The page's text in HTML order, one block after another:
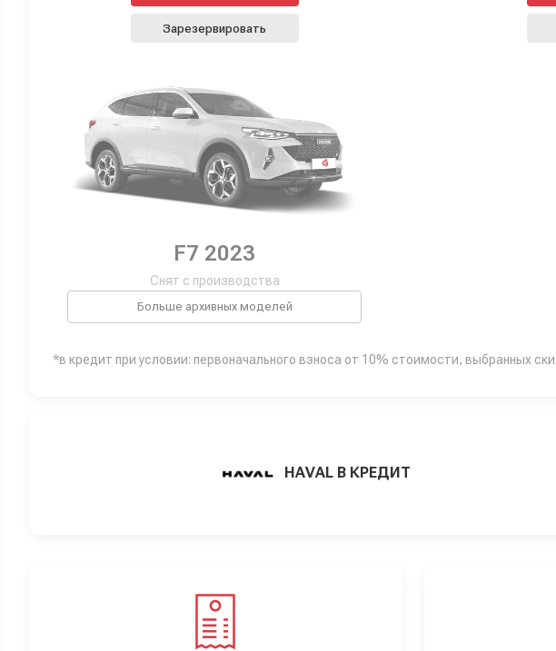
Зарезервировать
F7 2023
Снят с производства
Больше архивных моделей
*в кредит при условии: первоначального взноса от 10% стоимости, выбранных
HAVAL В КРЕДИТ